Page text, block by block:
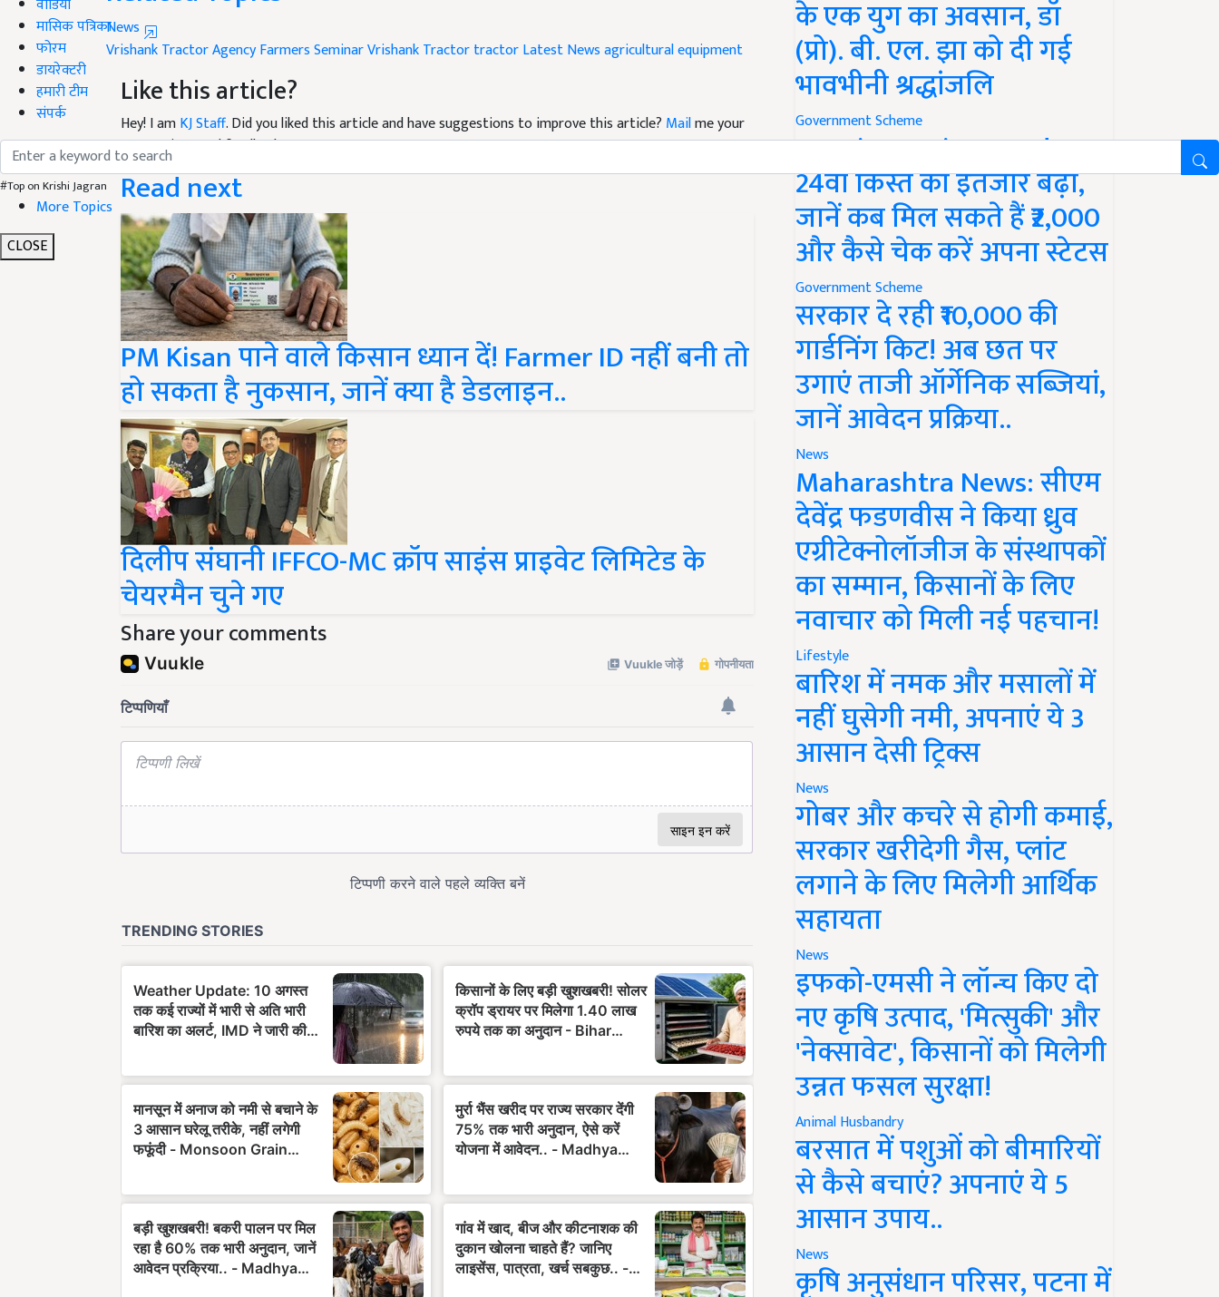
मासिक पत्रिका
फोरम
डायरेक्टरी
हमारी टीम
संपर्क
#Top on Krishi Jagran
More Topics
CLOSE
News
Vrishank Tractor AgencyFarmers SeminarVrishank TractortractorLatest Newsagricultural equipment
Like this article?
Hey! I amKJ Staff. Did you liked this article and have suggestions to improve this article? Mailme your
suggestions and feedback.
Read next
PM Kisan पाने वाले किसान ध्यान दें! Farmer ID नहीं बनी तो
हो सकता है नुकसान, जानें क्या है डेडलाइन..
दिलीप संघानी IFFCO-MC क्रॉप साइंस प्राइवेट लिमिटेड के
चेयरमैन चुने गए
Share your comments
के एक युग का अवसान, डॉ
(प्रो). बी. एल. झा को दी गई
भावभीनी श्रद्धांजलि
Government Scheme
PM Kisan Yojana Update:
24वीं किस्त का इंतजार बढ़ा,
जानें कब मिल सकते हैं ₹2,000
और कैसे चेक करें अपना स्टेटस
Government Scheme
सरकार दे रही ₹10,000 की
गार्डनिंग किट! अब छत पर
उगाएं ताजी ऑर्गेनिक सब्जियां,
जानें आवेदन प्रक्रिया..
News
Maharashtra News: सीएम
देवेंद्र फडणवीस ने किया ध्रुव
एग्रीटेक्नोलॉजीज के संस्थापकों
का सम्मान, किसानों के लिए
नवाचार को मिली नई पहचान!
Lifestyle
बारिश में नमक और मसालों में
नहीं घुसेगी नमी, अपनाएं ये 3
आसान देसी ट्रिक्स
News
गोबर और कचरे से होगी कमाई,
सरकार खरीदेगी गैस, प्लांट
लगाने के लिए मिलेगी आर्थिक
सहायता
News
इफको-एमसी ने लॉन्च किए दो
नए कृषि उत्पाद, 'मित्सुकी' और
'नेक्सावेट', किसानों को मिलेगी
उन्नत फसल सुरक्षा!
Animal Husbandry
बरसात में पशुओं को बीमारियों
से कैसे बचाएं? अपनाएं ये 5
आसान उपाय..
News
कृषि अनुसंधान परिसर, पटना में